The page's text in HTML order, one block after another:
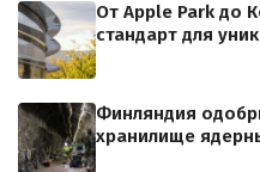
От Apple Park до
стандарт для
Финляндия
хранилище